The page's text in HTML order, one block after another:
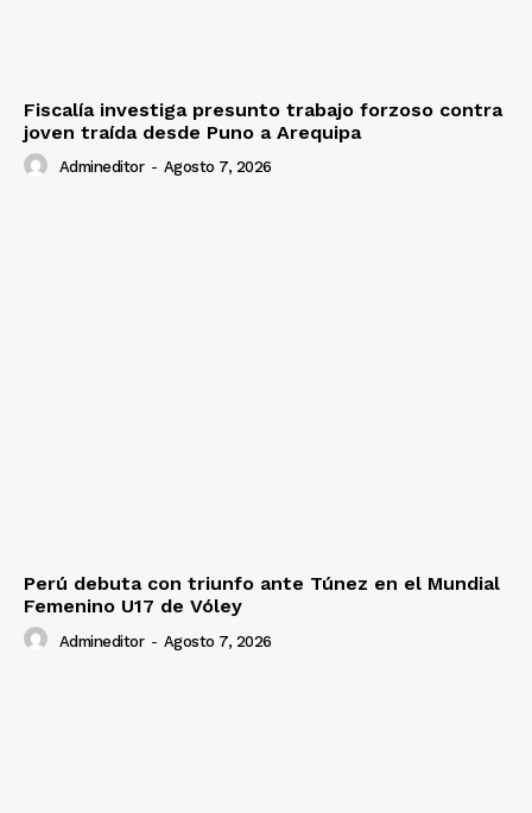
Fiscalía investiga presunto trabajo forzoso contra
joven traída desde Puno a Arequipa
Admineditor - Agosto 7, 2026
Perú debuta con triunfo ante Túnez en el Mundial
Femenino U17 de Vóley
Admineditor - Agosto 7, 2026